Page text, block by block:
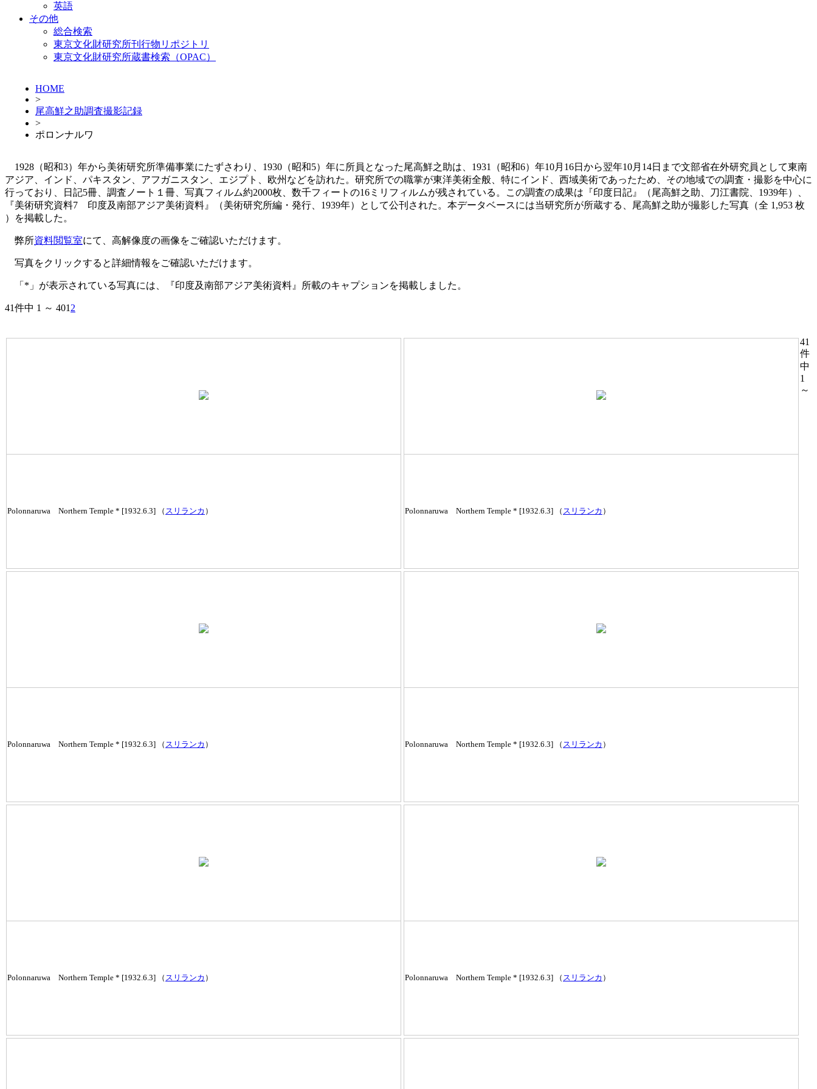
英語
その他
総合検索
東京文化財研究所刊行物リポジトリ
東京文化財研究所蔵書検索（OPAC）
HOME
>
尾高鮮之助調査撮影記録
>
ポロンナルワ
1928（昭和3）年から美術研究所準備事業にたずさわり、1930（昭和5）年に所員となった尾高鮮之助は、1931（昭和6）年10月16日から翌年10月14日まで文部省在外研究員として東南
アジア、インド、パキスタン、アフガニスタン、エジプト、欧州などを訪れた。研究所での職掌が東洋美術全般、特にインド、西域美術であったため、その地域での調査・撮影を中心に
行っており、日記5冊、調査ノート１冊、写真フィルム約2000枚、数千フィートの16ミリフィルムが残されている。この調査の成果は『印度日記』（尾高鮮之助、刀江書院、1939年）、
『美術研究資料7 印度及南部アジア美術資料』（美術研究所編・発行、1939年）として公刊された。本データベースには当研究所が所蔵する、尾高鮮之助が撮影した写真（全 1,953 枚
）を掲載した。
弊所資料閲覧室にて、高解像度の画像をご確認いただけます。
写真をクリックすると詳細情報をご確認いただけます。
「*」が表示されている写真には、『印度及南部アジア美術資料』所載のキャプションを掲載しました。
41件中 1 ～ 401 2
Polonnaruwa Northern Temple * [1932.6.3] （ スリランカ ） Polonnaruwa Northern Temple * [1932.6.3] （ スリランカ ）
Polonnaruwa Northern Temple * [1932.6.3] （ スリランカ ） Polonnaruwa Northern Temple * [1932.6.3] （ スリランカ ）
Polonnaruwa Northern Temple * [1932.6.3] （ スリランカ ） Polonnaruwa Northern Temple * [1932.6.3] （ スリランカ ）
41
件
中
1
～